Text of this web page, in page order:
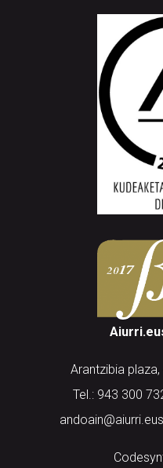
Arantzibia
Tel.: 943 300